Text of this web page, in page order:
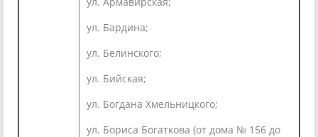
ул. Бардина;
ул. Белинского;
ул. Бийская;
ул. Богдана Хмельницкого;
ул. Бориса Богаткова (от дома № 156 до